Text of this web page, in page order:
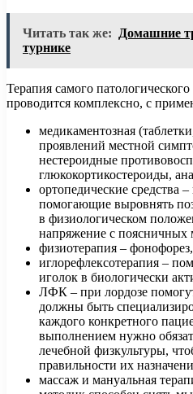
Читать так же:
Домашние
турнике
Терапия самого
проводится комплексно, с
медикаментозная
проявлений местной
нестероидные
глюкокортикостероиды,
ортопедические средства
помогающие выровнять
в физиологическом
напряжение с
физиотерапия – фонофорез,
иглорефлексотерапия –
иголок в биологически
ЛФК – при лордозе
должны быть
каждого конкретного
выполнением нужно
лечебной физкультуры,
правильности их
массаж и мануальная